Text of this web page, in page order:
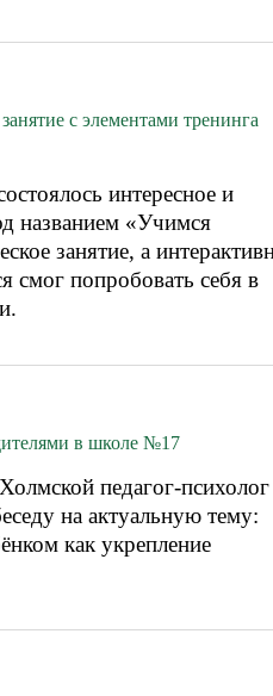
с элементами тренинга
интересное и
названием «Учимся
занятие, а
попробовать себя в
в школе №17
педагог-психолог
на актуальную тему:
как укрепление